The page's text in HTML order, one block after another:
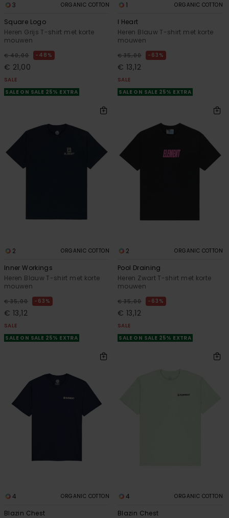
3 ORGANIC COTTON
Square Logo
Heren Grijs T-shirt met korte
mouwen
€ 40,00 48%
€ 21,00
SALE
SALE ON SALE 25% EXTRA
1 ORGANIC COTTON
I Heart
Heren Blauw T-shirt met korte
mouwen
€ 35,00 63%
€ 13,12
SALE
SALE ON SALE 25% EXTRA
2 ORGANIC COTTON
Inner Workings
Heren Blauw T-shirt met korte
mouwen
€ 35,00 63%
€ 13,12
SALE
SALE ON SALE 25% EXTRA
2 ORGANIC COTTON
Pool Draining
Heren Zwart T-shirt met korte
mouwen
€ 35,00 63%
€ 13,12
SALE
SALE ON SALE 25% EXTRA
4 ORGANIC COTTON
Blazin Chest
4 ORGANIC COTTON
Blazin Chest